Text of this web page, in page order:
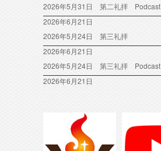
2026年5月31日 第二礼拝 Podcast
2026年6月21日
2026年5月24日 第三礼拝
2026年6月21日
2026年5月24日 第三礼拝 Podcast
2026年6月21日